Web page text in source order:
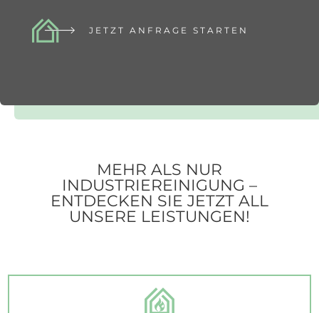
JETZT ANFRAGE STARTEN
MEHR ALS NUR
INDUSTRIEREINIGUNG –
ENTDECKEN SIE JETZT ALL
UNSERE LEISTUNGEN!